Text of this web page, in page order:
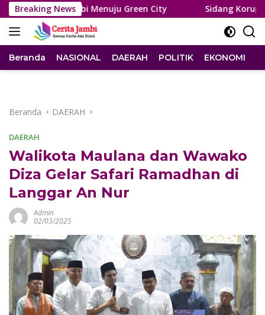
Langsung
ke
konten
Breaking News
Jambi Menuju Green City Sidang Korupsi PDAM,
Beranda NASIONAL DAERAH POLITIK EKONOMI
Beranda DAERAH
DAERAH
Walikota Maulana dan Wawako
Diza Gelar Safari Ramadhan di
Langgar An Nur
Admin
02/03/2025